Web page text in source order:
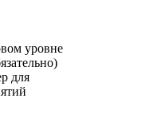
уровне
для